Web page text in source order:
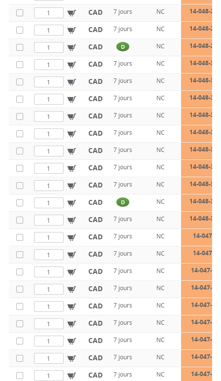
CAD 7 jours NC 14-048-
CAD 7 jours NC 14-048-
CAD D NC 14-048-
CAD 7 jours NC 14-048-
CAD 7 jours NC 14-048-
CAD 7 jours NC 14-048-
CAD 7 jours NC 14-048-
CAD 7 jours NC 14-048-
CAD 7 jours NC 14-048-
CAD 7 jours NC 14-048-
CAD 7 jours NC 14-048-
CAD D NC 14-048-
CAD 7 jours NC 14-048-
CAD 7 jours NC 14-047-
CAD 7 jours NC 14-047-
CAD 7 jours NC 14-047-
CAD 7 jours NC 14-047-
CAD 7 jours NC 14-047-
CAD 7 jours NC 14-047-
CAD 7 jours NC 14-047-
CAD 7 jours NC 14-047-
CAD 7 jours NC 14-047-